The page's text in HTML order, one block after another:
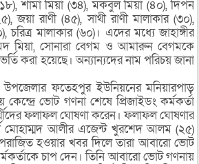
শামা মিয়া (৩৪), মকবুল মিয়া (৪০), দিপন
জয়া রাণী (৪৫), সাথী রাণী মালাকার (৩০),
চরিত্র মালাকার (৬০)। এদের মধ্যে জাহাঙ্গীর
মিয়া, সোনারা বেগম ও আমারুন বেগমকে
করা হয়েছে। অন্যান্যদের নাম পরিচয় জানা
ফতেহপুর ইউনিয়নের মনিয়ারপাড়
কেন্দ্রে ভোট গণনা শেষে প্রিজাইডং কর্মকর্তা
ফলাফল ঘোষণা করেন। ফলাফল ঘোষণার
মোহাম্মদ আলীর এজেন্ট খুরশেদ আলম (২৫)
পরাজিত হওয়ার খবর দিলে তারা আবারো ভোট
চাপ দেন। তিনি আবারো ভোট গণনায়